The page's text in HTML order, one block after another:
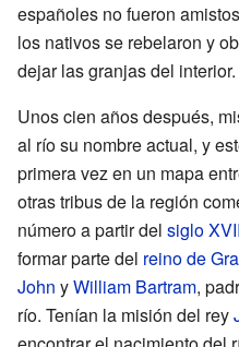
españoles no fueron
los nativos se rebelaron y
dejar las granjas del interior.
Unos cien años después,
al río su nombre actual, y
primera vez en un mapa
otras tribus de la región
número a partir del siglo
formar parte del reino de
John yWilliam Bartram,
río. Tenían la misión del rey